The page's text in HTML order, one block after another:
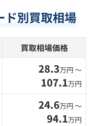
ド別買取相場
買取相場価格
28.3万円 〜
107.1万円
24.6万円 〜
94.1万円